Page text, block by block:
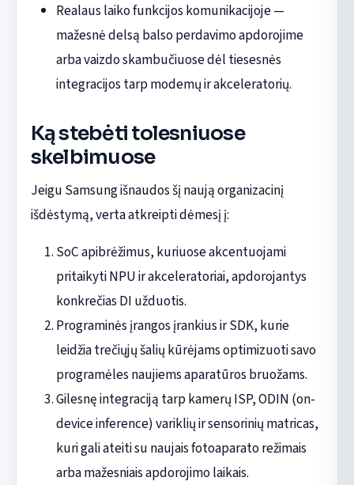
Realaus laiko funkcijos komunikacijoje —
mažesnė delsą balso perdavimo apdorojime
arba vaizdo skambučiuose dėl tiesesnės
integracijos tarp modemų ir akceleratorių.
Ką stebėti tolesniuose
skelbimuose
Jeigu Samsung išnaudos šį naują organizacinį
išdėstymą, verta atkreipti dėmesį į:
SoC apibrėžimus, kuriuose akcentuojami
pritaikyti NPU ir akceleratoriai, apdorojantys
konkrečias DI užduotis.
Programinės įrangos įrankius ir SDK, kurie
leidžia trečiųjų šalių kūrėjams optimizuoti savo
programėles naujiems aparatūros bruožams.
Gilesnę integraciją tarp kamerų ISP, ODIN (on-
device inference) variklių ir sensorinių matricas,
kuri gali ateiti su naujais fotoaparato režimais
arba mažesniais apdorojimo laikais.